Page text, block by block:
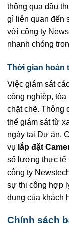
thông qua đầu
gì liên quan đến
với công ty
nhanh chóng
Thời gian hoàn
Việc giám sát
công nghiệp,
chặt chẽ. Thông
thể giám sát từ
ngày tại Dự án.
vụ lắp đặt
số lượng thực tế
công ty
sự thi công hợp
dụng của khách
Chính sách